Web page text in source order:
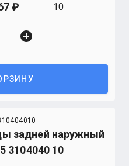
10
add_circle
задней наружный
3104040 10